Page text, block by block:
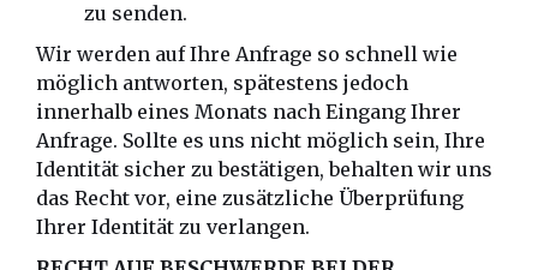
zu senden.
Wir werden auf Ihre Anfrage so schnell wie
möglich antworten, spätestens jedoch
innerhalb eines Monats nach Eingang Ihrer
Anfrage. Sollte es uns nicht möglich sein, Ihre
Identität sicher zu bestätigen, behalten wir uns
das Recht vor, eine zusätzliche Überprüfung
Ihrer Identität zu verlangen.